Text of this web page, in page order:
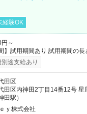
経験OK
～
】試用期間あり 試用期間の
用時と同じです。
途支給あり
田区
田区内神田2丁目14番12号 星
田駅）
ｙ株式会社